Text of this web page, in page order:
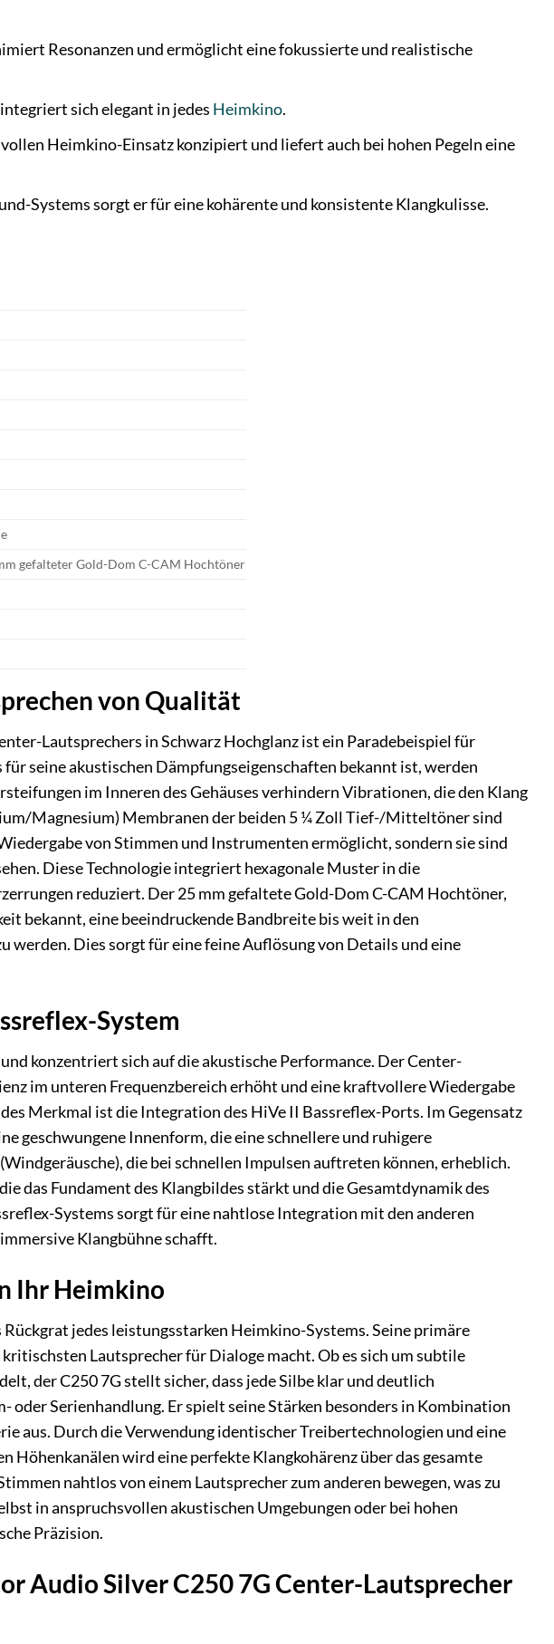
Resonanzen und ermöglicht eine fokussierte und realistische
sich elegant in jedes Heimkino.
Heimkino-Einsatz konzipiert und liefert auch bei hohen Pegeln eine
Systems sorgt er für eine kohärente und konsistente Klangkulisse.
gefalteter Gold-Dom C-CAM Hochtöner
von Qualität
Lautsprechers in Schwarz Hochglanz ist ein Paradebeispiel für
seine akustischen Dämpfungseigenschaften bekannt ist, werden
im Inneren des Gehäuses verhindern Vibrationen, die den Klang
Magnesium) Membranen der beiden 5 ¼ Zoll Tief-/Mitteltöner sind
von Stimmen und Instrumenten ermöglicht, sondern sie sind
Diese Technologie integriert hexagonale Muster in die
reduziert. Der 25 mm gefaltete Gold-Dom C-CAM Hochtöner,
bekannt, eine beeindruckende Bandbreite bis weit in den
werden. Dies sorgt für eine feine Auflösung von Details und eine
System
konzentriert sich auf die akustische Performance. Der Center-
im unteren Frequenzbereich erhöht und eine kraftvollere Wiedergabe
Merkmal ist die Integration des HiVe II Bassreflex-Ports. Im Gegensatz
geschwungene Innenform, die eine schnellere und ruhigere
die bei schnellen Impulsen auftreten können, erheblich.
das Fundament des Klangbildes stärkt und die Gesamtdynamik des
Systems sorgt für eine nahtlose Integration mit den anderen
Klangbühne schafft.
Ihr Heimkino
jedes leistungsstarken Heimkino-Systems. Seine primäre
Lautsprecher für Dialoge macht. Ob es sich um subtile
der C250 7G stellt sicher, dass jede Silbe klar und deutlich
Serienhandlung. Er spielt seine Stärken besonders in Kombination
aus. Durch die Verwendung identischer Treibertechnologien und eine
wird eine perfekte Klangkohärenz über das gesamte
nahtlos von einem Lautsprecher zum anderen bewegen, was zu
in anspruchsvollen akustischen Umgebungen oder bei hohen
Präzision.
Audio Silver C250 7G Center-Lautsprecher